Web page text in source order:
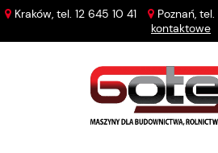
Kraków, tel. 12 645 10 41 Poznań, tel.
kontaktowe